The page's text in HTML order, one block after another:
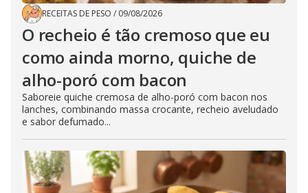
RECEITAS DE PESO / 09/08/2026
O recheio é tão cremoso que eu
como ainda morno, quiche de
alho-poró com bacon
Saboreie quiche cremosa de alho-poró com bacon nos
lanches, combinando massa crocante, recheio aveludado
e sabor defumado...